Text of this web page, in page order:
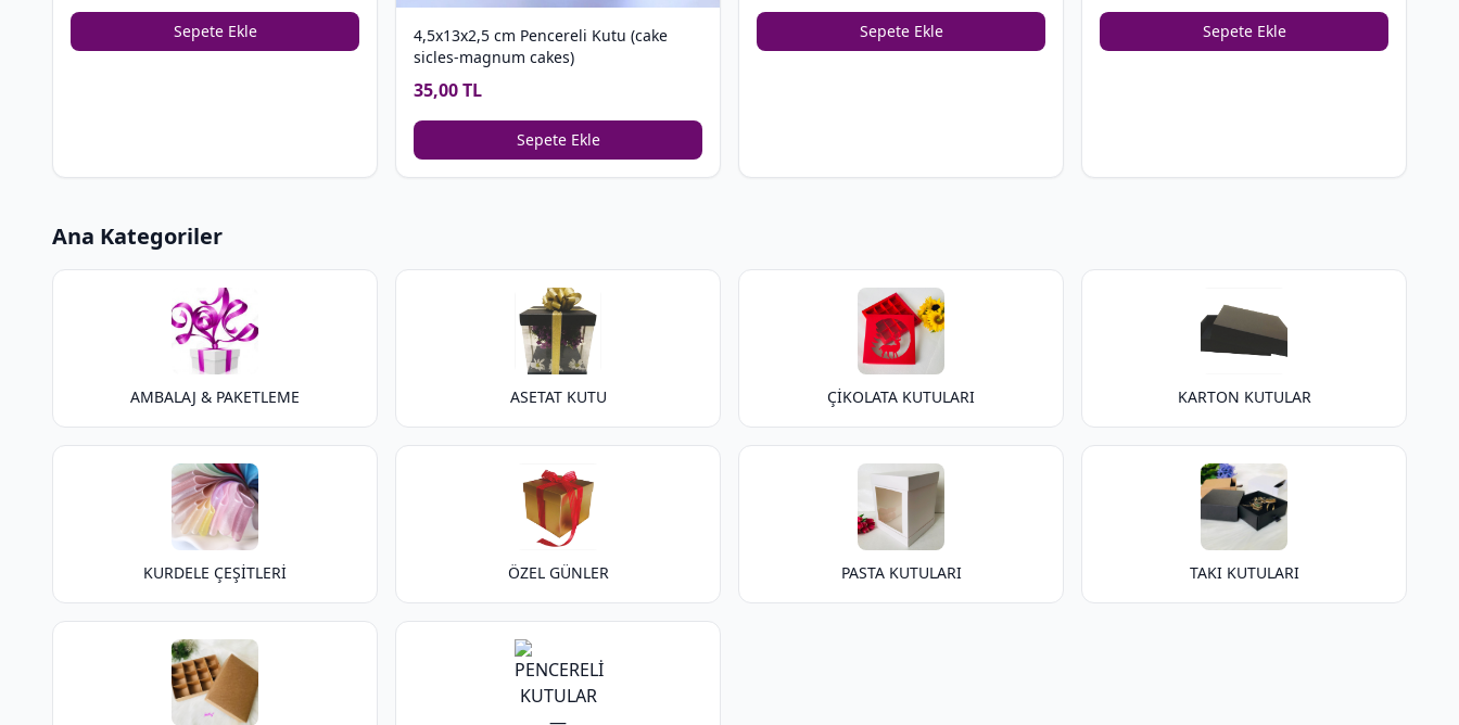
Sepete Ekle
4,5x13x2,5 cm Pencereli Kutu (cake
sicles-magnum cakes)
35,00 TL
Sepete Ekle
Sepete Ekle Sepete Ekle
Ana Kategoriler
AMBALAJ & PAKETLEME ASETAT KUTU ÇİKOLATA KUTULARI KARTON KUTULAR
KURDELE ÇEŞİTLERİ ÖZEL GÜNLER PASTA KUTULARI TAKI KUTULARI